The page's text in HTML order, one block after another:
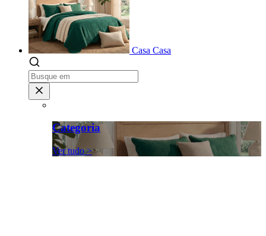
Casa Casa
Categoria
Ver tudo >